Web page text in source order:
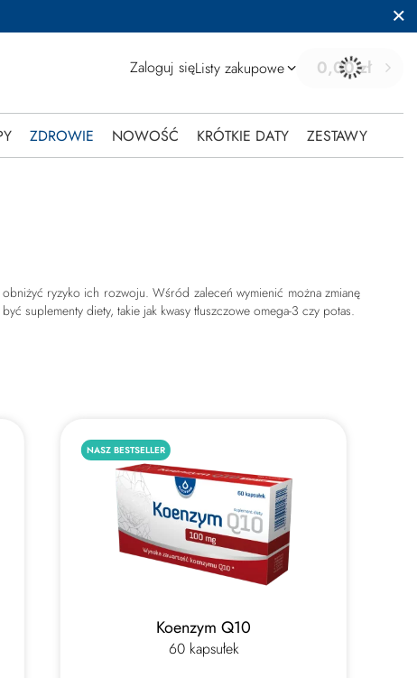
Zaloguj sięListy zakupowe 0,00 zł
ZDROWIE NOWOŚĆ KRÓTKIE DATY ZESTAWY
ryzyko ich rozwoju. Wśród zaleceń wymienić można zmianę
suplementy diety, takie jak kwasy tłuszczowe omega-3 czy potas.
NASZ BESTSELLER
Koenzym Q10
60 kapsułek